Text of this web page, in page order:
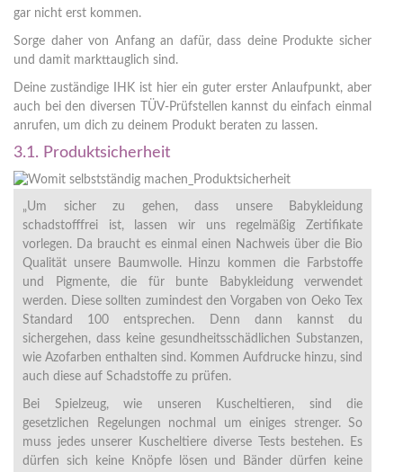
gar nicht erst kommen.
Sorge daher von Anfang an dafür, dass deine Produkte sicher
und damit markttauglich sind.
Deine zuständige IHK ist hier ein guter erster Anlaufpunkt, aber
auch bei den diversen TÜV-Prüfstellen kannst du einfach einmal
anrufen, um dich zu deinem Produkt beraten zu lassen.
3.1. Produktsicherheit
„Um sicher zu gehen, dass unsere Babykleidung
schadstofffrei ist, lassen wir uns regelmäßig Zertifikate
vorlegen. Da braucht es einmal einen Nachweis über die Bio
Qualität unsere Baumwolle. Hinzu kommen die Farbstoffe
und Pigmente, die für bunte Babykleidung verwendet
werden. Diese sollten zumindest den Vorgaben von Oeko Tex
Standard 100 entsprechen. Denn dann kannst du
sichergehen, dass keine gesundheitsschädlichen Substanzen,
wie Azofarben enthalten sind. Kommen Aufdrucke hinzu, sind
auch diese auf Schadstoffe zu prüfen.
Bei Spielzeug, wie unseren Kuscheltieren, sind die
gesetzlichen Regelungen nochmal um einiges strenger. So
muss jedes unserer Kuscheltiere diverse Tests bestehen. Es
dürfen sich keine Knöpfe lösen und Bänder dürfen keine